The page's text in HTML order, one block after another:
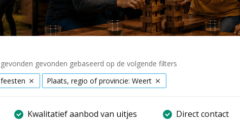
gevonden gebaseerd op de volgende filters
Plaats, regio of provincie: Weert
Kwalitatief aanbod van uitjes Direct contact